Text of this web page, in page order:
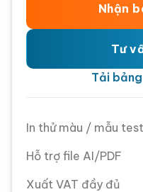
Nhận
Tư
Tải
In thử màu / mẫu test
Hỗ trợ file AI/PDF
Xuất VAT đầy đủ